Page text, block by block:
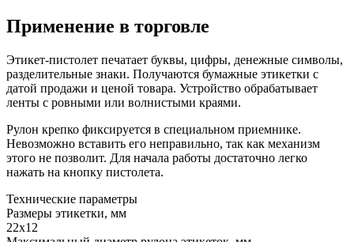
Применение в торговле
Этикет-пистолет печатает буквы, цифры, денежные символы,
разделительные знаки. Получаются бумажные этикетки с
датой продажи и ценой товара. Устройство обрабатывает
ленты с ровными или волнистыми краями.
Рулон крепко фиксируется в специальном приемнике.
Невозможно вставить его неправильно, так как механизм
этого не позволит. Для начала работы достаточно легко
нажать на кнопку пистолета.
Технические параметры
Размеры этикетки, мм
22х12